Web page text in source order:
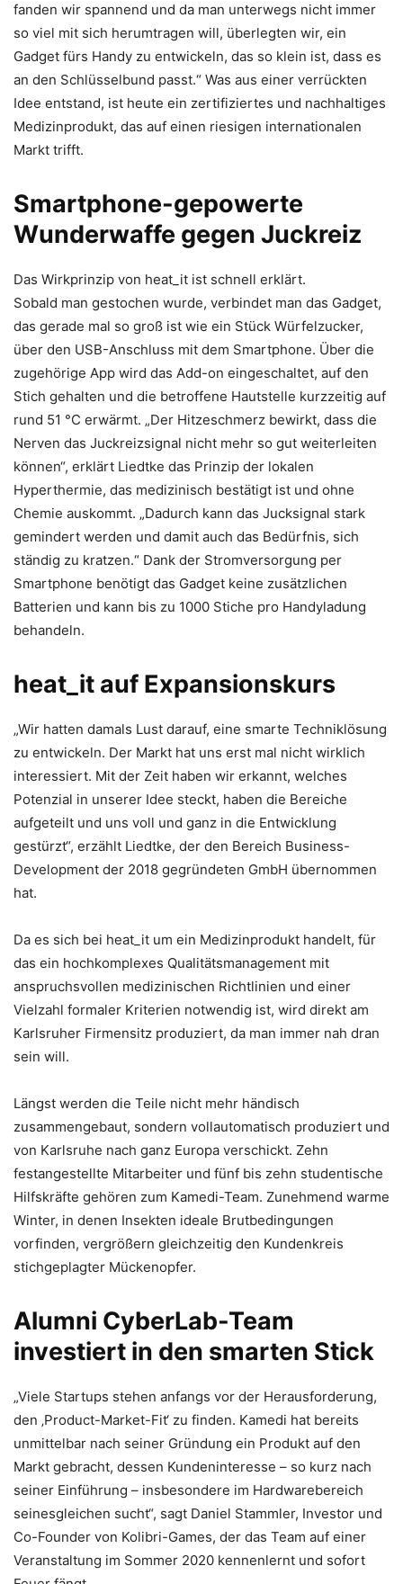
fanden wir spannend und da man unterwegs nicht immer
so viel mit sich herumtragen will, überlegten wir, ein
Gadget fürs Handy zu entwickeln, das so klein ist, dass es
an den Schlüsselbund passt.“ Was aus einer verrückten
Idee entstand, ist heute ein zertifiziertes und nachhaltiges
Medizinprodukt, das auf einen riesigen internationalen
Markt trifft.
Smartphone-gepowerte
Wunderwaffe gegen Juckreiz
Das Wirkprinzip von heat_it ist schnell erklärt.
Sobald man gestochen wurde, verbindet man das Gadget,
das gerade mal so groß ist wie ein Stück Würfelzucker,
über den USB-Anschluss mit dem Smartphone. Über die
zugehörige App wird das Add-on eingeschaltet, auf den
Stich gehalten und die betroffene Hautstelle kurzzeitig auf
rund 51 °C erwärmt. „Der Hitzeschmerz bewirkt, dass die
Nerven das Juckreizsignal nicht mehr so gut weiterleiten
können“, erklärt Liedtke das Prinzip der lokalen
Hyperthermie, das medizinisch bestätigt ist und ohne
Chemie auskommt. „Dadurch kann das Jucksignal stark
gemindert werden und damit auch das Bedürfnis, sich
ständig zu kratzen.“ Dank der Stromversorgung per
Smartphone benötigt das Gadget keine zusätzlichen
Batterien und kann bis zu 1000 Stiche pro Handyladung
behandeln.
heat_it auf Expansionskurs
„Wir hatten damals Lust darauf, eine smarte Techniklösung
zu entwickeln. Der Markt hat uns erst mal nicht wirklich
interessiert. Mit der Zeit haben wir erkannt, welches
Potenzial in unserer Idee steckt, haben die Bereiche
aufgeteilt und uns voll und ganz in die Entwicklung
gestürzt“, erzählt Liedtke, der den Bereich Business-
Development der 2018 gegründeten GmbH übernommen
hat.
Da es sich bei heat_it um ein Medizinprodukt handelt, für
das ein hochkomplexes Qualitätsmanagement mit
anspruchsvollen medizinischen Richtlinien und einer
Vielzahl formaler Kriterien notwendig ist, wird direkt am
Karlsruher Firmensitz produziert, da man immer nah dran
sein will.
Längst werden die Teile nicht mehr händisch
zusammengebaut, sondern vollautomatisch produziert und
von Karlsruhe nach ganz Europa verschickt. Zehn
festangestellte Mitarbeiter und fünf bis zehn studentische
Hilfskräfte gehören zum Kamedi-Team. Zunehmend warme
Winter, in denen Insekten ideale Brutbedingungen
vorfinden, vergrößern gleichzeitig den Kundenkreis
stichgeplagter Mückenopfer.
Alumni CyberLab-Team
investiert in den smarten Stick
„Viele Startups stehen anfangs vor der Herausforderung,
den ‚Product-Market-Fit‘ zu finden. Kamedi hat bereits
unmittelbar nach seiner Gründung ein Produkt auf den
Markt gebracht, dessen Kundeninteresse – so kurz nach
seiner Einführung – insbesondere im Hardwarebereich
seinesgleichen sucht“, sagt Daniel Stammler, Investor und
Co-Founder von Kolibri-Games, der das Team auf einer
Veranstaltung im Sommer 2020 kennenlernt und sofort